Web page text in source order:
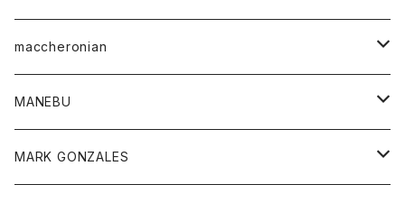
Tシャツ
セーター
チュニック
ワンピース
カットソー
シャツ
ロングスリーブテーシャツ
maccheronian
靴
MANEBU
靴
MARK GONZALES